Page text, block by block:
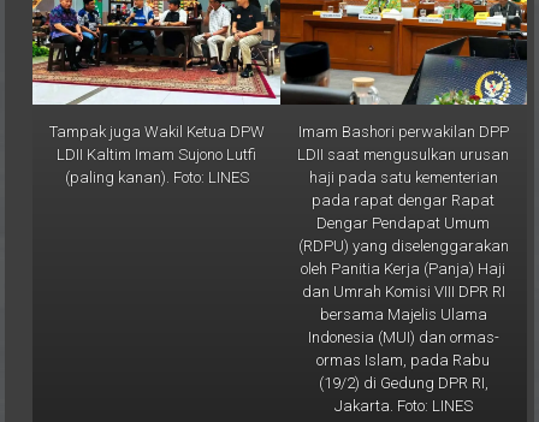
Tampak juga Wakil Ketua DPW
LDII Kaltim Imam Sujono Lutfi
(paling kanan). Foto: LINES
Imam Bashori perwakilan DPP
LDII saat mengusulkan urusan
haji pada satu kementerian
pada rapat dengar Rapat
Dengar Pendapat Umum
(RDPU) yang diselenggarakan
oleh Panitia Kerja (Panja) Haji
dan Umrah Komisi VIII DPR RI
bersama Majelis Ulama
Indonesia (MUI) dan ormas-
ormas Islam, pada Rabu
(19/2) di Gedung DPR RI,
Jakarta. Foto: LINES